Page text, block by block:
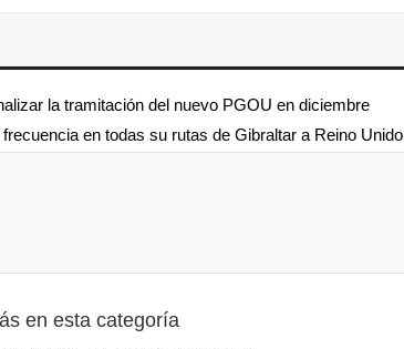
la tramitación del nuevo PGOU en diciembre
en todas su rutas de Gibraltar a Reino Unido
en esta categoría